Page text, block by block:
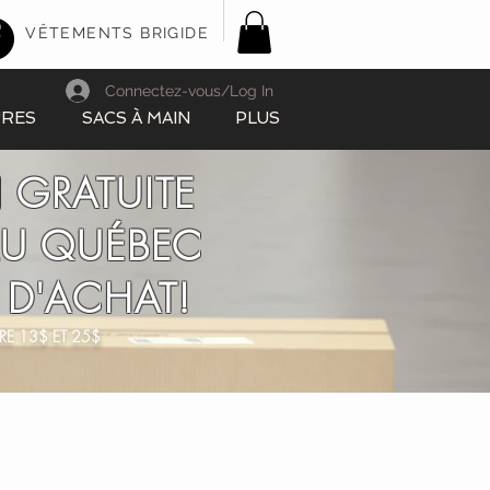
VÊTEMENTS BRIGIDE
SACS À MAIN PLUS
Connectez-vous/Log In
QUÉBEC
13$ ET 25$